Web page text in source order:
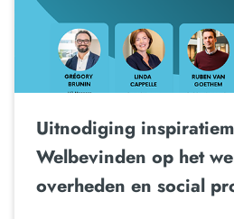
Uitnodiging
Welbevinden op het
overheden en social